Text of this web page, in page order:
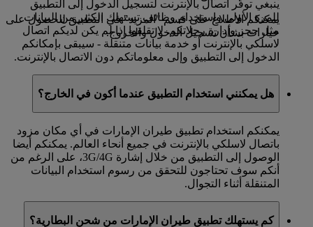
يمكنكم الاطلاع على قسم "المزيد" في التطبيق للحصول على
خيارات بشأن تسجيل الدخول والخروج.
ينبغي توفر اتصال بالإنترنت لتسجيل الدخول إلى التطبيق
للمرة الأولى واستخدام وظائف تستهلك الكثير من البيانات
مثل حجز وإدارة رحلاتكم. لا تقلقوا إذا لم يكن لديكم اتصال
لاسلكي بالإنترنت أو خدمة بيانات متنقلة - سيبقى بإمكانكم
الدخول إلى التطبيق وإلى معلوماتكم دون الاتصال بالإنترنت.
هل يمكنني استخدام التطبيق عندما أكون في الخارج؟
يمكنكم استخدام تطبيق طيران الإمارات في أي مكان مزود
باتصال لاسلكي بالإنترنت في جميع أنحاء العالم. يمكنكم أيضا
الوصول إلى التطبيق من خلال إشارة 3G/4G، على الرغم من
أنكم سوف تحتاجون للتحقق من رسوم استخدام البيانات
المتنقلة أثناء التجوال.
كم يستهلك تطبيق طيران الإمارات من شحن البطارية؟